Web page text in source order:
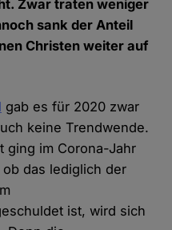
Zwar traten weniger
sank der Anteil
Christen weiter auf
gab es für 2020 zwar
keine Trendwende.
ging im Corona-Jahr
das lediglich der
ist, wird sich